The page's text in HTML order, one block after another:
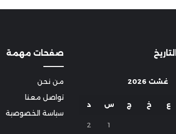
غشت 2026
ع خ ج س د
1
2
صفحات مهمة
من نحن
تواصل معنا
سياسة الخصوصية